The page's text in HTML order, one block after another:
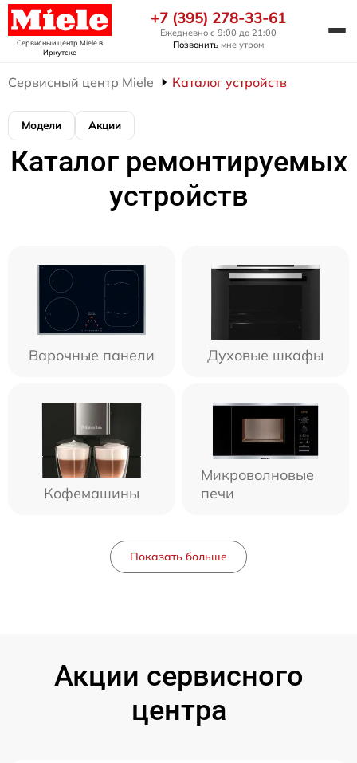
Сервисный центр Mieleв
Иркутске
+7 (395) 278-33-61
Ежедневно с 9:00 до 21:00
Позвонить мне утром
Сервисный центр Miele Каталог устройств
Модели Акции
Каталог ремонтируемых
устройств
Варочные панели Духовые шкафы
Кофемашины
Микроволновые
печи
Показать больше
Акции сервисного
центра